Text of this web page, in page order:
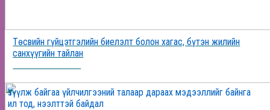
Төсвийн гүйцэтгэлийн биелэлт болон хагас, бүтэн жилийн
санхүүгийн тайлан
Үзүүлж байгаа үйлчилгээний талаар дараах мэдээллийг байнга
ил тод, нээлттэй байдал